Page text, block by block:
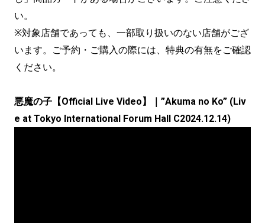
い。
※対象店舗であっても、一部取り扱いのない店舗がござ
います。ご予約・ご購入の際には、特典の有無をご確認
ください。
悪魔の子【Official Live Video】｜”Akuma no Ko” (Liv
e at Tokyo International Forum Hall C2024.12.14)